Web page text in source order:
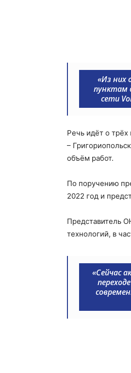
«Из них
пунктам
сети
Речь идёт о
–
объём работ.
По поручению
2022 год и
Представитель
технологий, в
«Сейчас